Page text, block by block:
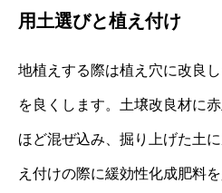
用土選びと植え付け
地植えする際は植え穴に改良
を良くします。土壌改良材に
ほど混ぜ込み、掘り上げた土
え付けの際に緩効性化成肥料